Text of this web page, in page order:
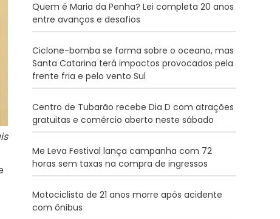
Quem é Maria da Penha? Lei completa 20 anos
entre avanços e desafios
Ciclone-bomba se forma sobre o oceano, mas
Santa Catarina terá impactos provocados pela
frente fria e pelo vento Sul
Centro de Tubarão recebe Dia D com atrações
gratuitas e comércio aberto neste sábado
Me Leva Festival lança campanha com 72
horas sem taxas na compra de ingressos
Motociclista de 21 anos morre após acidente
com ônibus